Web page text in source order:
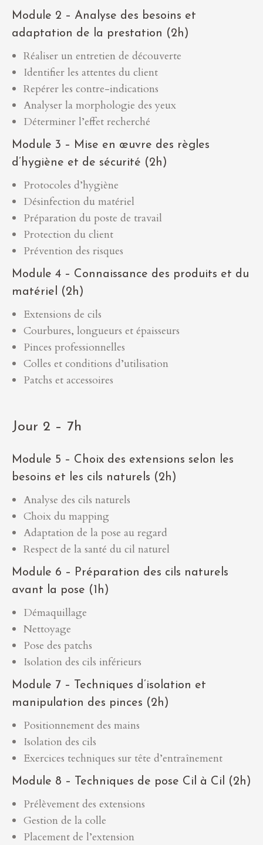
Module 2 – Analyse des besoins et
adaptation de la prestation (2h)
Réaliser un entretien de découverte
Identifier les attentes du client
Repérer les contre-indications
Analyser la morphologie des yeux
Déterminer l’effet recherché
Module 3 – Mise en œuvre des règles
d’hygiène et de sécurité (2h)
Protocoles d’hygiène
Désinfection du matériel
Préparation du poste de travail
Protection du client
Prévention des risques
Module 4 – Connaissance des produits et du
matériel (2h)
Extensions de cils
Courbures, longueurs et épaisseurs
Pinces professionnelles
Colles et conditions d’utilisation
Patchs et accessoires
Jour 2 – 7h
Module 5 – Choix des extensions selon les
besoins et les cils naturels (2h)
Analyse des cils naturels
Choix du mapping
Adaptation de la pose au regard
Respect de la santé du cil naturel
Module 6 – Préparation des cils naturels
avant la pose (1h)
Démaquillage
Nettoyage
Pose des patchs
Isolation des cils inférieurs
Module 7 – Techniques d’isolation et
manipulation des pinces (2h)
Positionnement des mains
Isolation des cils
Exercices techniques sur tête d’entraînement
Module 8 – Techniques de pose Cil à Cil (2h)
Prélèvement des extensions
Gestion de la colle
Placement de l’extension